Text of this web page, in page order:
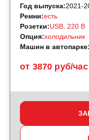
от 3870 руб/час
Год выпуска:2021-
Ремни:есть
Розетки:USB, 220 B
Опция:холодильник
Машин в автопарке: